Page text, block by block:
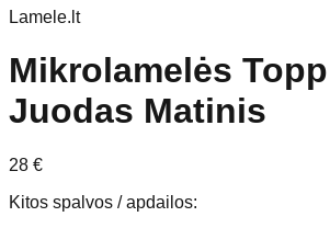
Lamele.lt
Mikrolamelės
Juodas Matinis
28 €
Kitos spalvos / apdailos: